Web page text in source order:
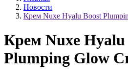
Новости
Крем Nuxe Hyalu Boost
Крем Nuxe Hyalu
Plumping Glow